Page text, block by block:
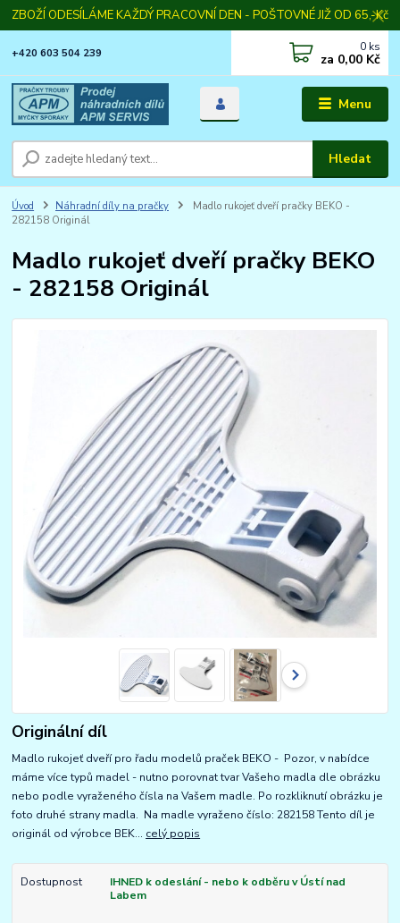
ZBOŽÍ ODESÍLÁME KAŽDÝ PRACOVNÍ DEN - POŠTOVNÉ JIŽ OD 65,-Kč
Menu
Hledat
+420 603 504 239 0 ks
za 0,00 Kč
Úvod Náhradní díly na pračky
Madlo rukojeť dveří pračky BEKO -
282158 Originál
Madlo rukojeť dveří pračky BEKO
- 282158 Originál
Originální díl
Madlo rukojeť dveří pro řadu modelů praček BEKO - Pozor, v nabídce
máme více typů madel - nutno porovnat tvar Vašeho madla dle obrázku
nebo podle vyraženého čísla na Vašem madle. Po rozkliknutí obrázku je
foto druhé strany madla. Na madle vyraženo číslo: 282158 Tento díl je
originál od výrobce BEK... celý popis
Dostupnost
IHNED k odeslání - nebo k odběru v Ústí nad
Labem